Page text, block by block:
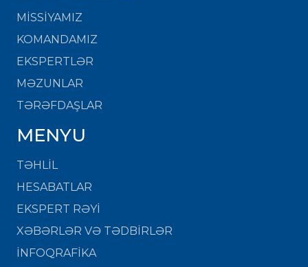
MISSIYAMIZ
KOMANDAMIZ
EKSPERTLƏR
MƏZUNLAR
TƏRƏFDAŞLAR
MENYU
TƏHLİL
HESABATLAR
EKSPERT RƏYİ
XƏBƏRLƏR VƏ TƏDBİRLƏR
İNFOQRAFİKA